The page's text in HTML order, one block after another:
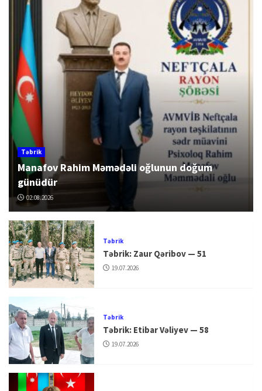
Təbrik
Manafov Rahim Məmədəli oğlunun doğum
günüdür
02.08.2026
Təbrik
Təbrik: Zaur Qəribov — 51
19.07.2026
Təbrik
Təbrik: Etibar Vəliyev — 58
19.07.2026